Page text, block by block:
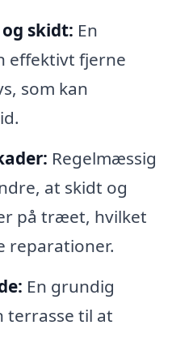
skidt: En
effektivt fjerne
som kan
Regelmæssig
at skidt og
på træet, hvilket
reparationer.
En grundig
terrasse til at